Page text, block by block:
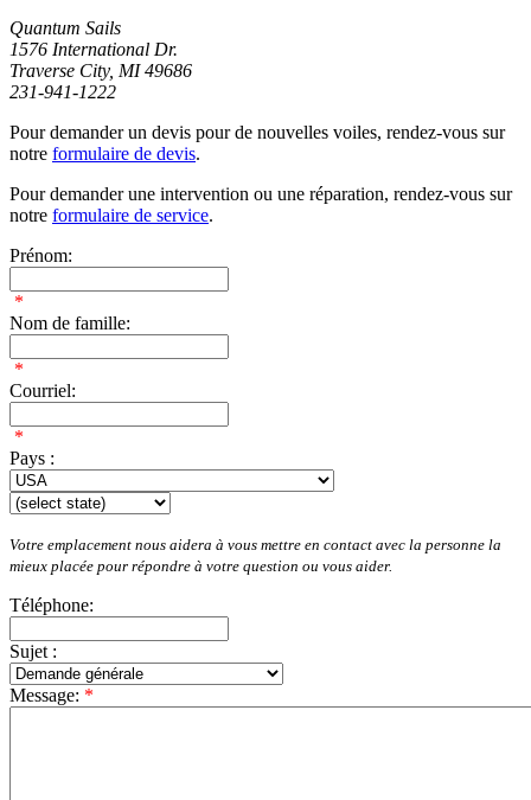
Quantum Sails
1576 International Dr.
Traverse City, MI 49686
231-941-1222
Pour demander un devis pour de nouvelles voiles, rendez-vous sur
notre formulaire de devis.
Pour demander une intervention ou une réparation, rendez-vous sur
notre formulaire de service.
Prénom:
*
Nom de famille:
*
Courriel:
*
Pays :
Votre emplacement nous aidera à vous mettre en contact avec la personne la
mieux placée pour répondre à votre question ou vous aider.
Téléphone:
Sujet :
Message: *